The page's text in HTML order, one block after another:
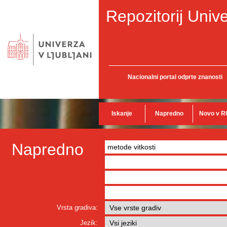
Repozitorij
Nacionalni portal odprte znanosti
Iskanje Napredno Novo v
Napredno
Vrsta gradiva:
Jezik: